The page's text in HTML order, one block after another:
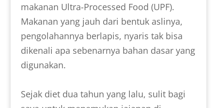
makanan Ultra-Processed Food (UPF).
Makanan yang jauh dari bentuk aslinya,
pengolahannya berlapis, nyaris tak bisa
dikenali apa sebenarnya bahan dasar yang
digunakan.
Sejak diet dua tahun yang lalu, sulit bagi